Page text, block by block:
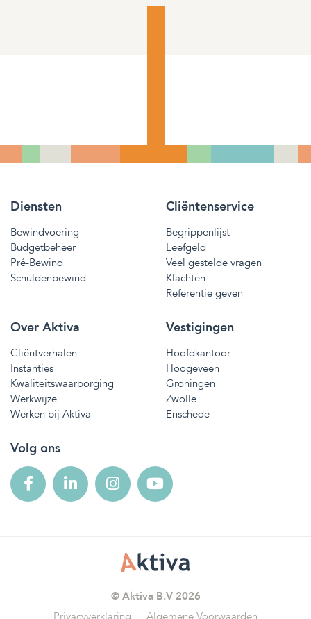
Diensten
Bewindvoering
Budgetbeheer
Pré-Bewind
Schuldenbewind
Cliëntenservice
Begrippenlijst
Leefgeld
Veel gestelde vragen
Klachten
Referentie geven
Over Aktiva
Cliëntverhalen
Instanties
Kwaliteitswaarborging
Werkwijze
Werken bij Aktiva
Vestigingen
Hoofdkantoor
Hoogeveen
Groningen
Zwolle
Enschede
Volg ons
© Aktiva B.V 2026
Privacyverklaring
Algemene Voorwaarden